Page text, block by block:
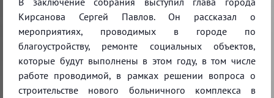
Кирсанова Сергей Павлов. Он рассказал о
мероприятиях, проводимых в городе по
благоустройству, ремонте социальных объектов,
которые будут выполнены в этом году, в том числе
работе проводимой, в рамках решении вопроса о
строительстве нового больничного комплекса в